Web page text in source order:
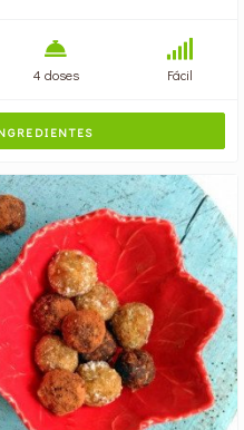
4 doses Fácil